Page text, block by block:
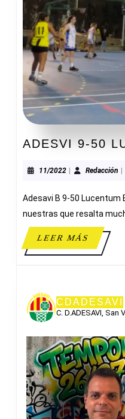
ADESVI 9-50
11/202211/2022Redacción
Adesavi B 9-50 Lucentum
nuestras que resalta
LEER MÁSLEER
MÁS
CDADESAVI
C. D.ADESAVI, San